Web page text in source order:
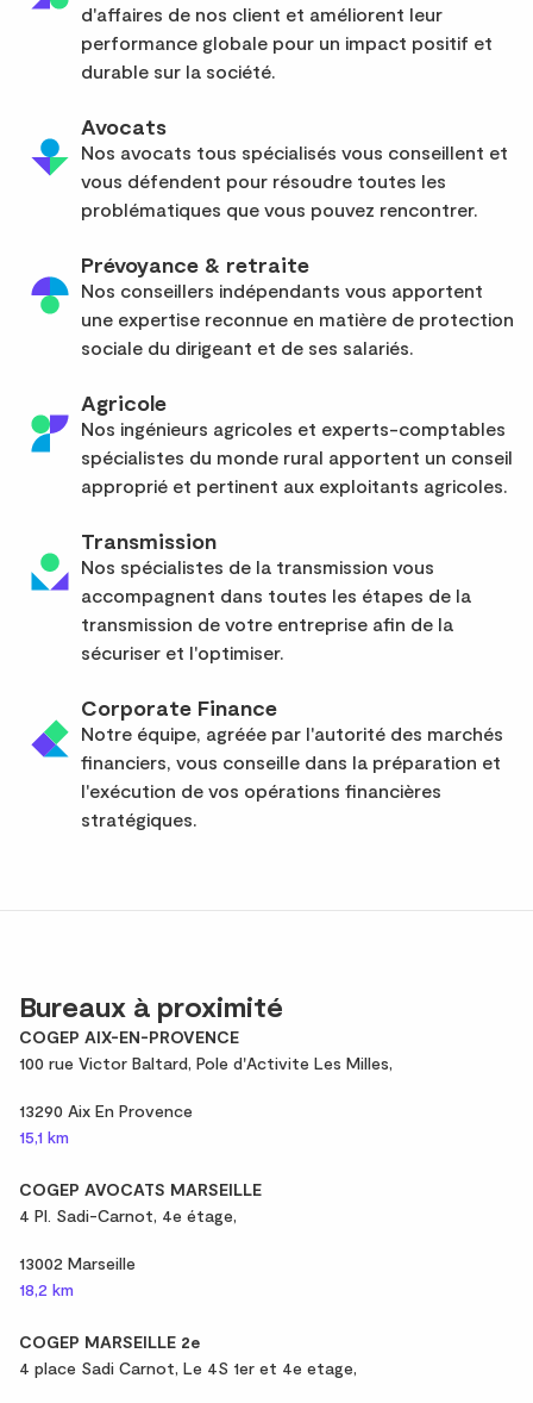
d'affaires de nos client et améliorent leur
performance globale pour un impact positif et
durable sur la société.
Avocats
Nos avocats tous spécialisés vous conseillent et
vous défendent pour résoudre toutes les
problématiques que vous pouvez rencontrer.
Prévoyance & retraite
Nos conseillers indépendants vous apportent
une expertise reconnue en matière de protection
sociale du dirigeant et de ses salariés.
Agricole
Nos ingénieurs agricoles et experts-comptables
spécialistes du monde rural apportent un conseil
approprié et pertinent aux exploitants agricoles.
Transmission
Nos spécialistes de la transmission vous
accompagnent dans toutes les étapes de la
transmission de votre entreprise afin de la
sécuriser et l'optimiser.
Corporate Finance
Notre équipe, agréée par l'autorité des marchés
financiers, vous conseille dans la préparation et
l'exécution de vos opérations financières
stratégiques.
Bureaux à proximité
COGEP AIX-EN-PROVENCE
100 rue Victor Baltard, Pole d'Activite Les Milles,
13290 Aix En Provence
15,1 km
COGEP AVOCATS MARSEILLE
4 Pl. Sadi-Carnot, 4e étage,
13002 Marseille
18,2 km
COGEP MARSEILLE 2e
4 place Sadi Carnot, Le 4S 1er et 4e etage,